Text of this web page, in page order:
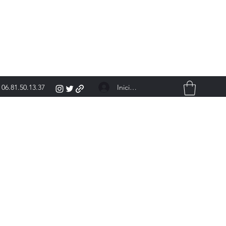
06.81.50.13.37 Iniciar sesión